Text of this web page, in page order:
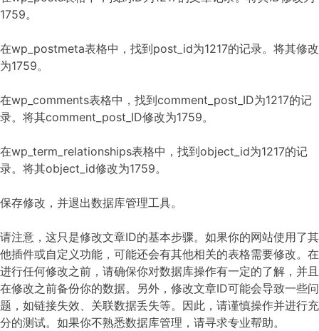
1759。
在wp_postmeta表格中，找到post_id为1217的记录。将其修改
为1759。
在wp_comments表格中，找到comment_post_ID为1217的记
录。将其comment_post_ID修改为1759。
在wp_term_relationships表格中，找到object_id为1217的记
录。将其object_id修改为1759。
保存修改，并退出数据库管理工具。
请注意，这只是修改文章ID的基本步骤。如果你的网站使用了其
他插件或自定义功能，可能还会有其他相关的表格需要修改。在
进行任何修改之前，请确保你对数据库操作有一定的了解，并且
在修改之前备份你的数据。另外，修改文章ID可能会导致一些问
题，如链接失效、关联数据丢失等。因此，请谨慎操作并进行充
分的测试。如果你不熟悉数据库管理，请寻求专业帮助。